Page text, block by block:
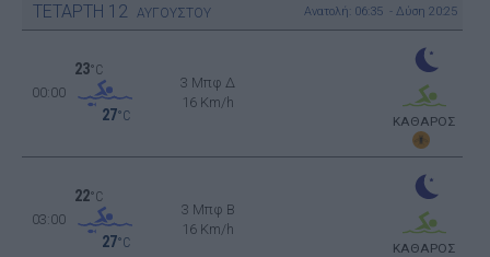
ΤΕΤΑΡΤΗ 12 ΑΥΓΟΥΣΤΟΥ Ανατολή: 06:35 - Δύση 20:25
00:00
23°C
27°C
3 Μπφ Δ
16 Km/h
ΚΑΘΑΡΟΣ
03:00
22°C
27°C
3 Μπφ B
16 Km/h
ΚΑΘΑΡΟΣ